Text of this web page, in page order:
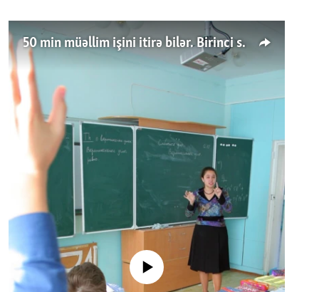
50 min müəllim işini itirə bilər. Birinci sinfə gedənlər azalır
No media source currently available